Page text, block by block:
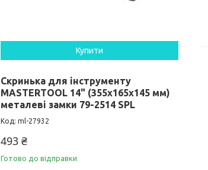
Купити
Скринька для інструменту
MASTERTOOL 14" (355х165х145 мм)
металеві замки 79-2514 SPL
ml-27932
493 ₴
Готово до відправки